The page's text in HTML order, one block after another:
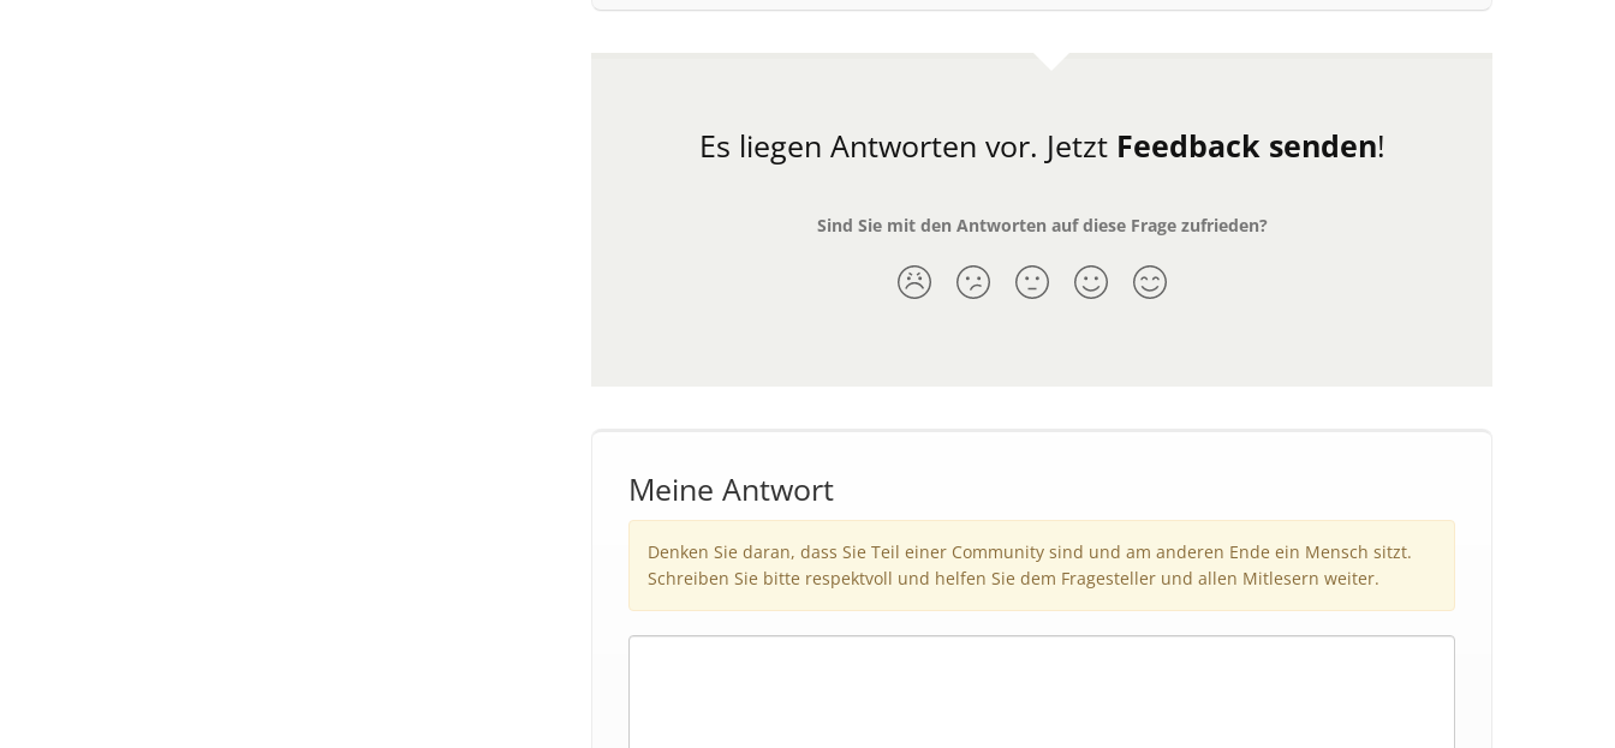
Es liegen Antworten vor. Jetzt Feedback senden!
Sind Sie mit den Antworten auf diese Frage zufrieden?
Meine Antwort
Denken Sie daran, dass Sie Teil einer Community sind und am anderen Ende ein Mensch sitzt.
Schreiben Sie bitte respektvoll und helfen Sie dem Fragesteller und allen Mitlesern weiter.